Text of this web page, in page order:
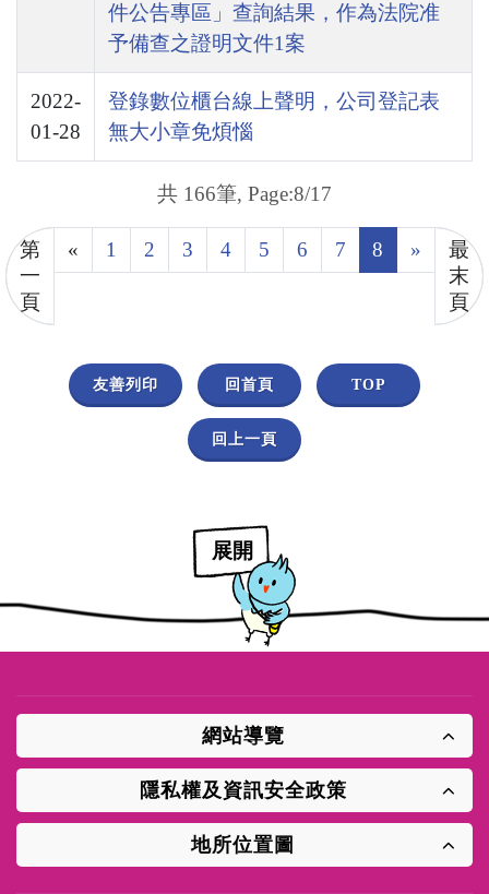
件公告專區」查詢結果，作為法院准
予備查之證明文件1案
2022-
01-28
登錄數位櫃台線上聲明，公司登記表
無大小章免煩惱
共 166筆, Page:8/17
第
一
頁
« 1 2 3 4 5 6 7 8 »
最
末
頁
友善列印 回首頁 TOP
回上一頁
展開
網站導覽
隱私權及資訊安全政策
地所位置圖